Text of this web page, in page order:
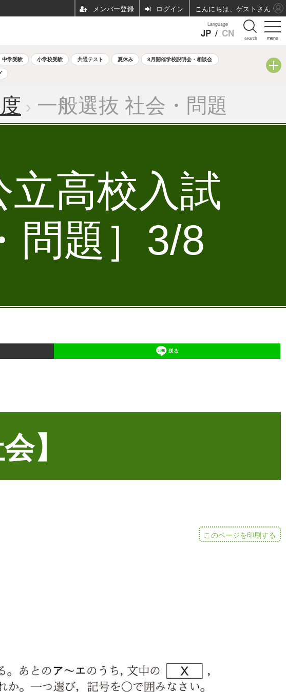
menu
Language
JP / CN search
中学受験 小学校受験 共通テスト 夏休み 8月開催学校説明会・相談会
一般選抜 社会・問題
高校入試
問題］3/8
送る
】
このページを印刷する
ログイン こんにちは、ゲストさん